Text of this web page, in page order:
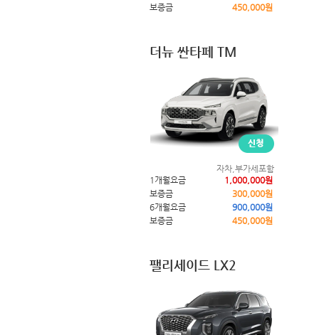
보증금
450,000원
더뉴 싼타페 TM
자차,부가세포함
1개월요금
1,000,000원
보증금
300,000원
6개월요금
900,000원
보증금
450,000원
팰리세이드 LX2